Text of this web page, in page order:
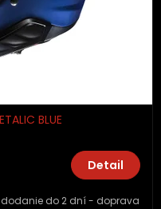
BLUE
Detail
do 2 dní - doprava